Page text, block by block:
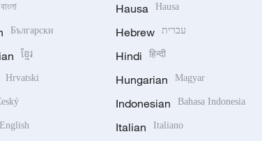
বাংলা
Български
ខ្មែរ
Hrvatski
English
Hausa Hausa
Hebrew עברית
Hindi हिन्दी
Hungarian Magyar
Indonesian Bahasa Indonesia
Italian Italiano